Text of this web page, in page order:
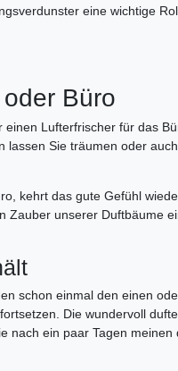
eine wichtige
Büro
Lufterfrischer für das
Sie träumen oder
kehrt das gute Gefühl
unserer Duftbäume
schon einmal den einen
Die wundervoll
ein paar Tagen